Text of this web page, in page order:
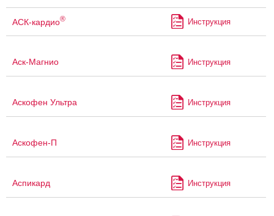
АСК-кардио® Инструкция
Аск-Магнио Инструкция
Аскофен Ультра Инструкция
Аскофен-П Инструкция
Аспикард Инструкция